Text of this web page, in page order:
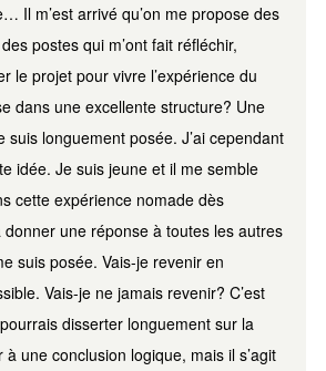
Il m’est arrivé qu’on me propose des
postes qui m’ont fait réfléchir,
le projet pour vivre l’expérience du
dans une excellente structure? Une
suis longuement posée. J’ai cependant
idée. Je suis jeune et il me semble
cette expérience nomade dès
une réponse à toutes les autres
suis posée. Vais-je revenir en
Vais-je ne jamais revenir? C’est
disserter longuement sur la
une conclusion logique, mais il s’agit